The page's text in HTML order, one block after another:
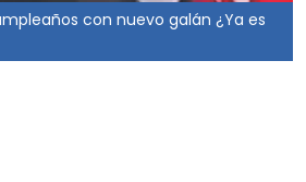
con nuevo galán ¿Ya es